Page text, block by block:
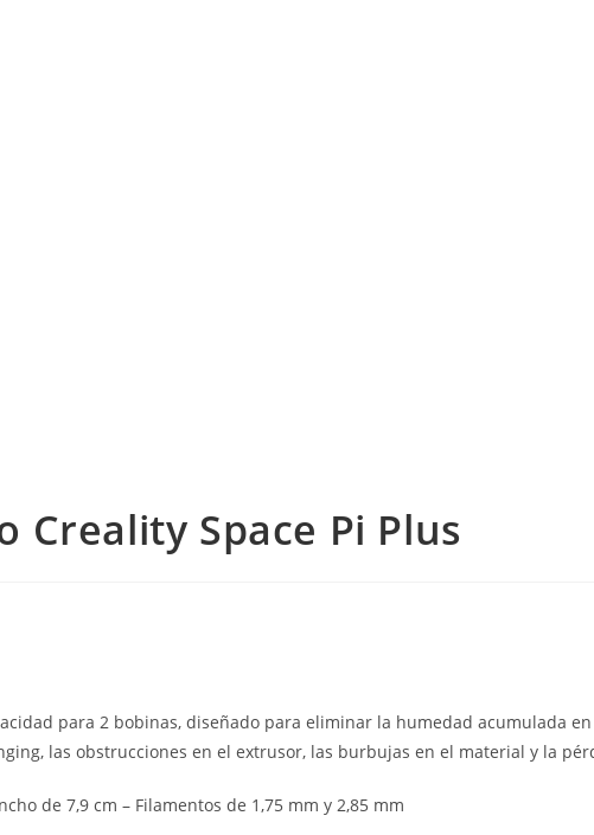
Creality Space Pi Plus
para 2 bobinas, diseñado para eliminar la humedad acumulada
las obstrucciones en el extrusor, las burbujas en el material y la
de 7,9 cm – Filamentos de 1,75 mm y 2,85 mm